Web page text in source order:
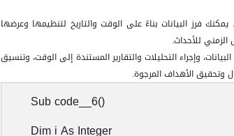
. يمكنك فرز البيانات بناءً على الوقت والتاريخ لتنظيمها وعرضها
للأحداث.
وإجراء التحليلات والتقارير المستندة إلى الوقت، وتنسيق
وتحقيق الأهداف المرجوة.
Sub code__6()
Dim i As Integer